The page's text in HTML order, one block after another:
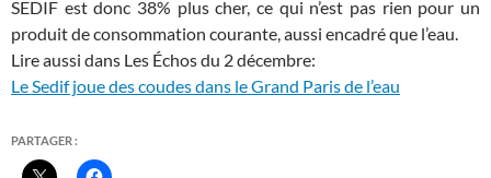
SEDIF est donc 38% plus cher, ce qui n’est pas rien pour un
produit de consommation courante, aussi encadré que l’eau.
Lire aussi dans Les Échos du 2 décembre:
Le Sedif joue des coudes dans le Grand Paris de l’eau
PARTAGER :